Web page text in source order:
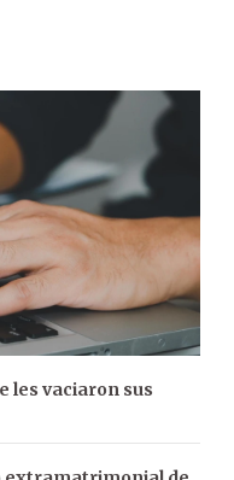
les vaciaron sus